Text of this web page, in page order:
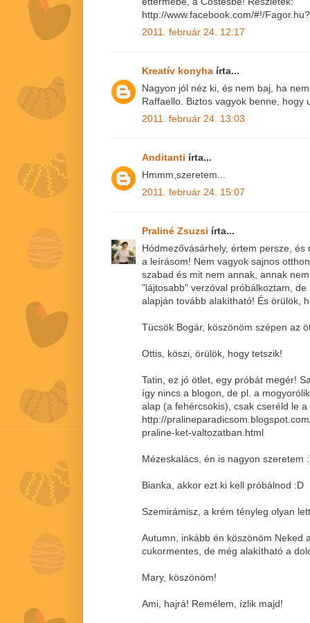
http://www.facebook.com/#!/
2011. február 24. 12:17
Kreatív konyha írta...
Nagyon jól néz ki, és nem baj, ha
Raffaello. Biztos vagyok benne, hogy
2011. február 24. 13:03
Anditanti írta...
Hmmm,szeretem...
2011. február 24. 15:07
Praliné Zsuzsi írta...
Hódmezővásárhely, értem persze,
a leírásom! Nem vagyok sajnos
szabad és mit nem annak, annak
"lájtosabb" verzóval próbálkoztam,
alapján tovább alakítható! És örülök,
Tücsök Bogár, köszönöm szépen az
Ottis, köszi, örülök, hogy tetszik!
Tatin, ez jó ötlet, egy próbát megér!
így nincs a blogon, de pl. a
alap (a fehércsokis), csak cseréld le
http://
praline-ket-valtozatban.html
Mézeskalács, én is nagyon szeretem
Bianka, akkor ezt ki kell próbálnod :D
Szemirámisz, a krém tényleg olyan
Autumn, inkább én köszönöm Neked
cukormentes, de még alakítható a
Mary, köszönöm!
Ami, hajrá! Remélem, ízlik majd!